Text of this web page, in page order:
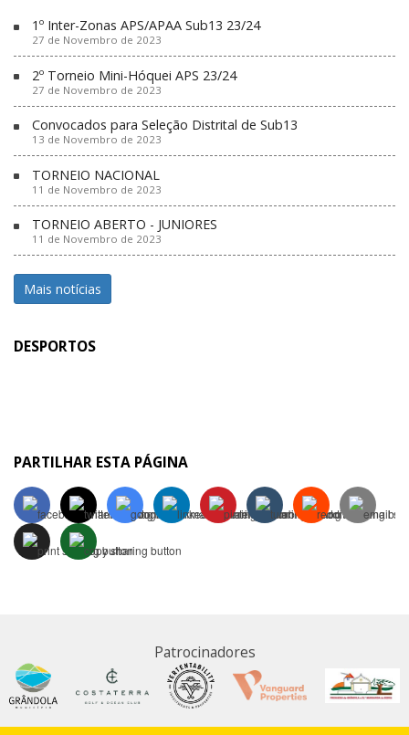
1º Inter-Zonas APS/APAA Sub13 23/24
27 de Novembro de 2023
2º Torneio Mini-Hóquei APS 23/24
27 de Novembro de 2023
Convocados para Seleção Distrital de Sub13
13 de Novembro de 2023
TORNEIO NACIONAL
11 de Novembro de 2023
TORNEIO ABERTO - JUNIORES
11 de Novembro de 2023
Mais notícias
DESPORTOS
PARTILHAR ESTA PÁGINA
Patrocinadores